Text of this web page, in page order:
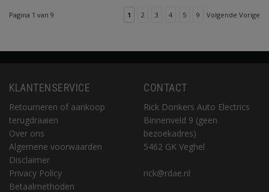
Pagina 1 van 9 1 2 3 4 5 9 Volgende Vorige
KLANTENSERVICE
Retourneren of aankoop
terugdraaien
Over ons
Algemene voorwaarden
Disclaimer
Privacy Policy
Betaalmethoden
CONTACT
Rick Donkers Auto Electrics
Binnenveld 9 (geen
bezoekadres)
5462 GK Veghel
rick@rdae.nl